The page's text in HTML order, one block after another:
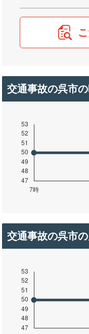
交通事故の呉市
交通事故の呉市